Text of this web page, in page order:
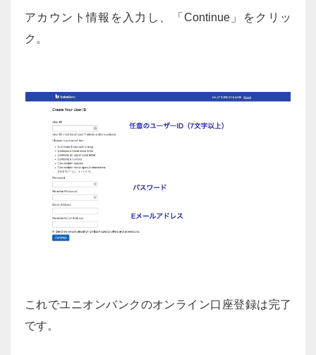
アカウント情報を入力し、「Continue」をクリッ
ク。
これでユニオンバンクのオンライン口座登録は完了
です。